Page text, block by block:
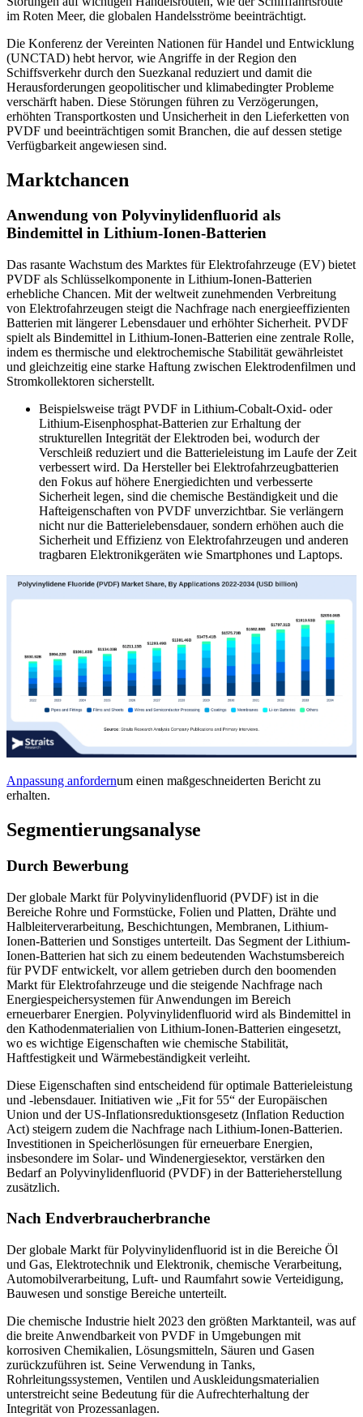
im Roten Meer, die globalen Handelsströme beeinträchtigt.
Die Konferenz der Vereinten Nationen für Handel und Entwicklung
(UNCTAD) hebt hervor, wie Angriffe in der Region den
Schiffsverkehr durch den Suezkanal reduziert und damit die
Herausforderungen geopolitischer und klimabedingter Probleme
verschärft haben. Diese Störungen führen zu Verzögerungen,
erhöhten Transportkosten und Unsicherheit in den Lieferketten von
PVDF und beeinträchtigen somit Branchen, die auf dessen stetige
Verfügbarkeit angewiesen sind.
Marktchancen
Anwendung von Polyvinylidenfluorid als
Bindemittel in Lithium-Ionen-Batterien
Das rasante Wachstum des Marktes für Elektrofahrzeuge (EV) bietet
PVDF als Schlüsselkomponente in Lithium-Ionen-Batterien
erhebliche Chancen. Mit der weltweit zunehmenden Verbreitung
von Elektrofahrzeugen steigt die Nachfrage nach energieeffizienten
Batterien mit längerer Lebensdauer und erhöhter Sicherheit. PVDF
spielt als Bindemittel in Lithium-Ionen-Batterien eine zentrale Rolle,
indem es thermische und elektrochemische Stabilität gewährleistet
und gleichzeitig eine starke Haftung zwischen Elektrodenfilmen und
Stromkollektoren sicherstellt.
Beispielsweise trägt PVDF in Lithium-Cobalt-Oxid- oder
Lithium-Eisenphosphat-Batterien zur Erhaltung der
strukturellen Integrität der Elektroden bei, wodurch der
Verschleiß reduziert und die Batterieleistung im Laufe der Zeit
verbessert wird. Da Hersteller bei Elektrofahrzeugbatterien
den Fokus auf höhere Energiedichten und verbesserte
Sicherheit legen, sind die chemische Beständigkeit und die
Hafteigenschaften von PVDF unverzichtbar. Sie verlängern
nicht nur die Batterielebensdauer, sondern erhöhen auch die
Sicherheit und Effizienz von Elektrofahrzeugen und anderen
tragbaren Elektronikgeräten wie Smartphones und Laptops.
Anpassung anfordernum einen maßgeschneiderten Bericht zu
erhalten.
Segmentierungsanalyse
Durch Bewerbung
Der globale Markt für Polyvinylidenfluorid (PVDF) ist in die
Bereiche Rohre und Formstücke, Folien und Platten, Drähte und
Halbleiterverarbeitung, Beschichtungen, Membranen, Lithium-
Ionen-Batterien und Sonstiges unterteilt. Das Segment der Lithium-
Ionen-Batterien hat sich zu einem bedeutenden Wachstumsbereich
für PVDF entwickelt, vor allem getrieben durch den boomenden
Markt für Elektrofahrzeuge und die steigende Nachfrage nach
Energiespeichersystemen für Anwendungen im Bereich
erneuerbarer Energien. Polyvinylidenfluorid wird als Bindemittel in
den Kathodenmaterialien von Lithium-Ionen-Batterien eingesetzt,
wo es wichtige Eigenschaften wie chemische Stabilität,
Haftfestigkeit und Wärmebeständigkeit verleiht.
Diese Eigenschaften sind entscheidend für optimale Batterieleistung
und -lebensdauer. Initiativen wie „Fit for 55“ der Europäischen
Union und der US-Inflationsreduktionsgesetz (Inflation Reduction
Act) steigern zudem die Nachfrage nach Lithium-Ionen-Batterien.
Investitionen in Speicherlösungen für erneuerbare Energien,
insbesondere im Solar- und Windenergiesektor, verstärken den
Bedarf an Polyvinylidenfluorid (PVDF) in der Batterieherstellung
zusätzlich.
Nach Endverbraucherbranche
Der globale Markt für Polyvinylidenfluorid ist in die Bereiche Öl
und Gas, Elektrotechnik und Elektronik, chemische Verarbeitung,
Automobilverarbeitung, Luft- und Raumfahrt sowie Verteidigung,
Bauwesen und sonstige Bereiche unterteilt.
Die chemische Industrie hielt 2023 den größten Marktanteil, was auf
die breite Anwendbarkeit von PVDF in Umgebungen mit
korrosiven Chemikalien, Lösungsmitteln, Säuren und Gasen
zurückzuführen ist. Seine Verwendung in Tanks,
Rohrleitungssystemen, Ventilen und Auskleidungsmaterialien
unterstreicht seine Bedeutung für die Aufrechterhaltung der
Integrität von Prozessanlagen.